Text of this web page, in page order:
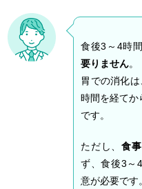
食後3～4時
要りません。
胃での消化
時間を経てか
です。
ただし、食
ず、食後3～
意が必要です